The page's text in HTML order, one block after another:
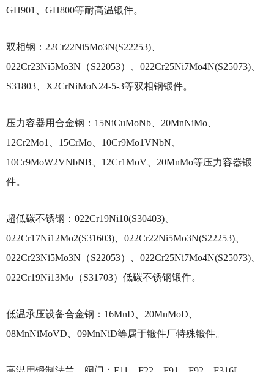
GH901、GH800等耐高温锻件。
双相钢： 22Cr22Ni5Mo3N(S22253)、
022Cr23Ni5Mo3N（S22053）、022Cr25Ni7Mo4N(S25073)、
S31803、X2CrNiMoN24-5-3等双相钢锻件。
压力容器用合金钢： 15NiCuMoNb、20MnNiMo、
12Cr2Mo1、15CrMo、10Cr9Mo1VNbN、
10Cr9MoW2VNbNB、12Cr1MoV、20MnMo等压力容器锻
件。
超低碳不锈钢： 022Cr19Ni10(S30403)、
022Cr17Ni12Mo2(S31603)、022Cr22Ni5Mo3N(S22253)、
022Cr23Ni5Mo3N（S22053）、022Cr25Ni7Mo4N(S25073)、
022Cr19Ni13Mo（S31703）低碳不锈钢锻件。
低温承压设备合金钢： 16MnD、20MnMoD、
08MnNiMoVD、09MnNiD等属于锻件厂特殊锻件。